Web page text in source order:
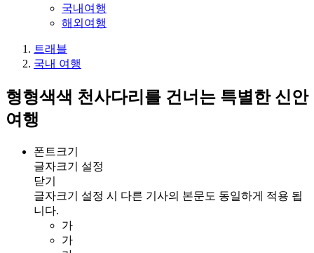
국내여행
해외여행
트래블
국내 여행
형형색색 천사다리를 건너는 특별한 신안
여행
폰트크기
글자크기 설정
닫기
글자크기 설정 시 다른 기사의 본문도 동일하게 적용 됩
니다.
가
가